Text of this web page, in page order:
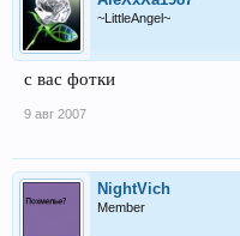
~LittleAngel~
с вас фотки
9 авг 2007
NightVich
Member